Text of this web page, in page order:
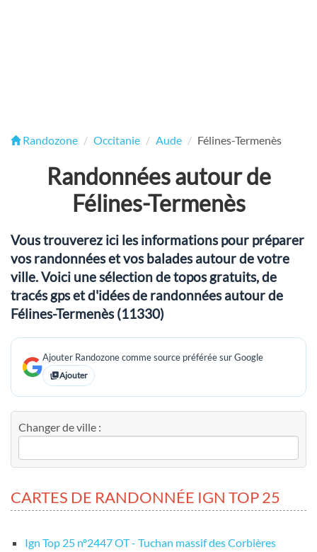
Randozone Occitanie Aude Félines-Termenès
Randonnées autour de
Félines-Termenès
Vous trouverez ici les informations pour préparer
vos randonnées et vos balades autour de votre
ville. Voici une sélection de topos gratuits, de
tracés gps et d'idées de randonnées autour de
Félines-Termenès (11330)
Ajouter Randozone comme source préférée sur Google
Ajouter
Changer de ville :
CARTES DE RANDONNÉE IGN TOP 25
Ign Top 25 nº2447 OT - Tuchan massif des Corbières